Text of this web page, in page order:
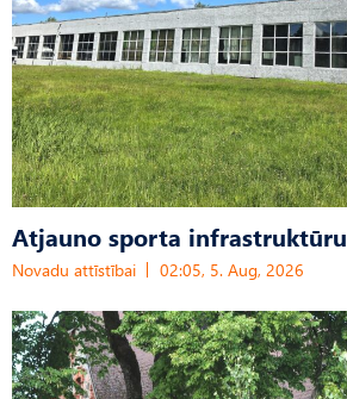
Atjauno sporta infrastruktūru
Novadu attīstībai 02:05, 5. Aug, 2026